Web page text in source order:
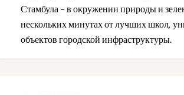
Стамбула – в окружении природы и
нескольких минутах от лучших школ,
объектов городской инфраструктуры.